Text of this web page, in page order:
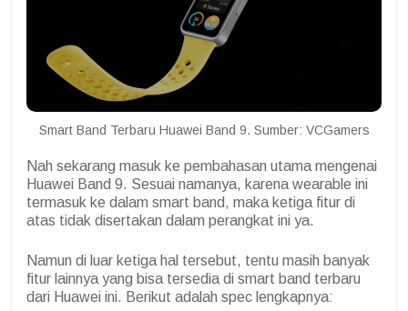
Smart Band Terbaru Huawei Band 9. Sumber: VCGamers
Nah sekarang masuk ke pembahasan utama mengenai
Huawei Band 9. Sesuai namanya, karena wearable ini
termasuk ke dalam smart band, maka ketiga fitur di
atas tidak disertakan dalam perangkat ini ya.
Namun di luar ketiga hal tersebut, tentu masih banyak
fitur lainnya yang bisa tersedia di smart band terbaru
dari Huawei ini. Berikut adalah spec lengkapnya: